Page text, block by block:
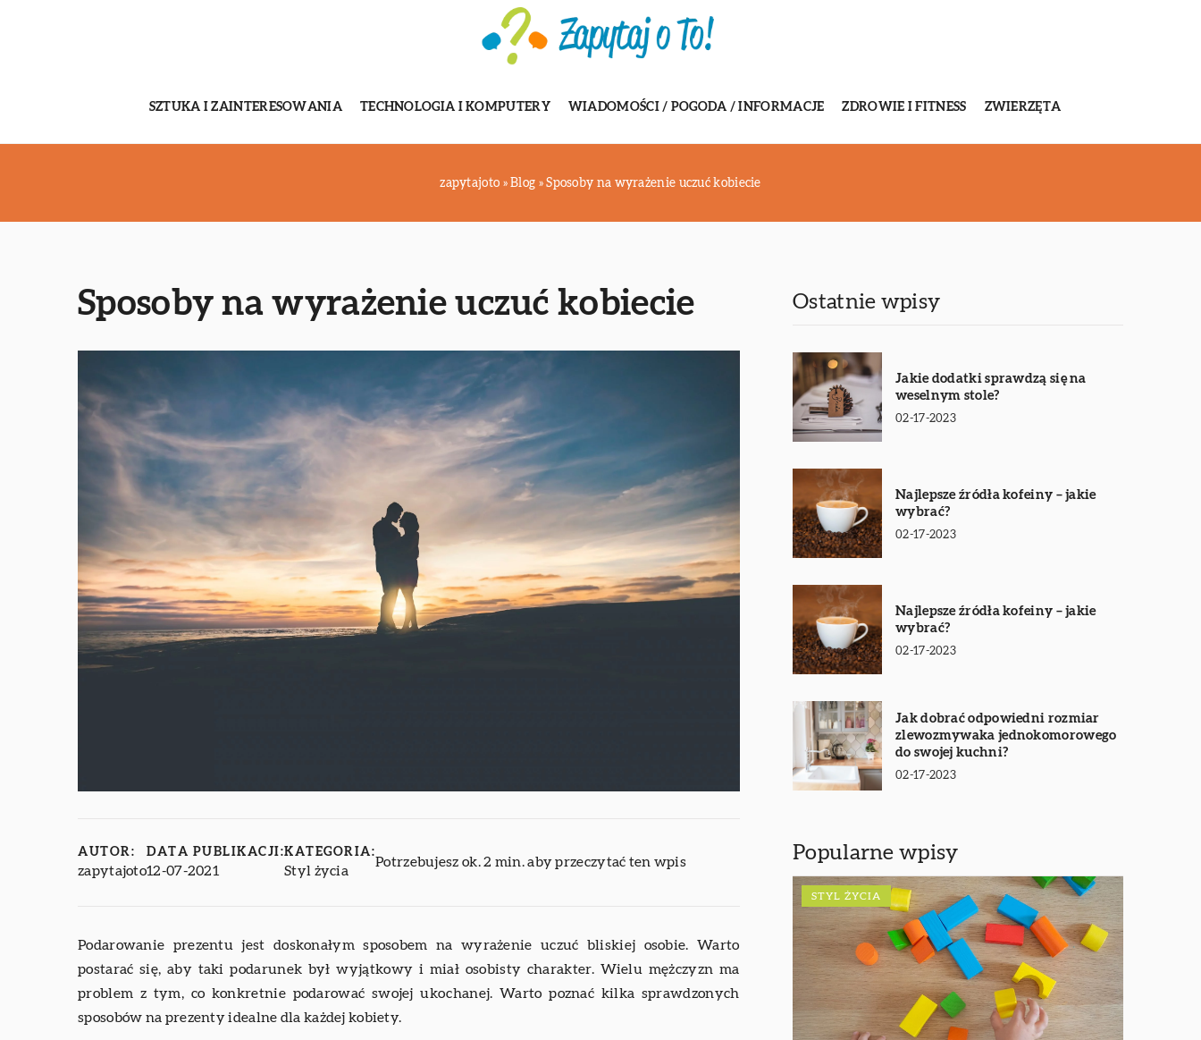
SZTUKA I ZAINTERESOWANIA TECHNOLOGIA I KOMPUTERY WIADOMOŚCI / POGODA / INFORMACJE ZDROWIE I FITNESS ZWIERZĘTA
zapytajoto »Blog »Sposoby na wyrażenie uczuć kobiecie
Sposoby na wyrażenie uczuć kobiecie
AUTOR:
zapytajoto
DATA PUBLIKACJI:
12-07-2021
KATEGORIA:
Styl życia
Potrzebujesz ok. 2 min. aby przeczytać ten wpis
Podarowanie prezentu jest doskonałym sposobem na wyrażenie uczuć bliskiej osobie. Warto
postarać się, aby taki podarunek był wyjątkowy i miał osobisty charakter. Wielu mężczyzn ma
problem z tym, co konkretnie podarować swojej ukochanej. Warto poznać kilka sprawdzonych
sposobów na prezenty idealne dla każdej kobiety.
Ostatnie wpisy
Jakie dodatki sprawdzą się na
weselnym stole?
02-17-2023
Najlepsze źródła kofeiny – jakie
wybrać?
02-17-2023
Najlepsze źródła kofeiny – jakie
wybrać?
02-17-2023
Jak dobrać odpowiedni rozmiar
zlewozmywaka jednokomorowego
do swojej kuchni?
02-17-2023
Popularne wpisy
STYL ŻYCIA